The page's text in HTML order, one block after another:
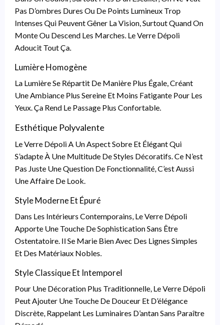
Pas D’ombres Dures Ou De Points Lumineux Trop
Intenses Qui Peuvent Gêner La Vision, Surtout Quand On
Monte Ou Descend Les Marches. Le Verre Dépoli
Adoucit Tout Ça.
Lumière Homogène
La Lumière Se Répartit De Manière Plus Égale, Créant
Une Ambiance Plus Sereine Et Moins Fatigante Pour Les
Yeux. Ça Rend Le Passage Plus Confortable.
Esthétique Polyvalente
Le Verre Dépoli A Un Aspect Sobre Et Élégant Qui
S’adapte À Une Multitude De Styles Décoratifs. Ce N’est
Pas Juste Une Question De Fonctionnalité, C’est Aussi
Une Affaire De Look.
Style Moderne Et Épuré
Dans Les Intérieurs Contemporains, Le Verre Dépoli
Apporte Une Touche De Sophistication Sans Être
Ostentatoire. Il Se Marie Bien Avec Des Lignes Simples
Et Des Matériaux Nobles.
Style Classique Et Intemporel
Pour Une Décoration Plus Traditionnelle, Le Verre Dépoli
Peut Ajouter Une Touche De Douceur Et D’élégance
Discrète, Rappelant Les Luminaires D’antan Sans Paraître